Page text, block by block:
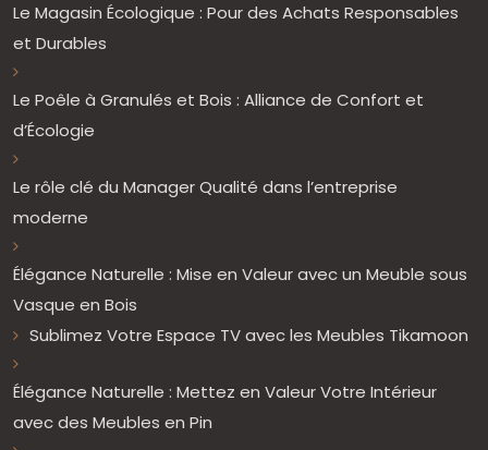
Le Magasin Écologique : Pour des Achats Responsables
et Durables
Le Poêle à Granulés et Bois : Alliance de Confort et
d’Écologie
Le rôle clé du Manager Qualité dans l’entreprise
moderne
Élégance Naturelle : Mise en Valeur avec un Meuble sous
Vasque en Bois
Sublimez Votre Espace TV avec les Meubles Tikamoon
Élégance Naturelle : Mettez en Valeur Votre Intérieur
avec des Meubles en Pin